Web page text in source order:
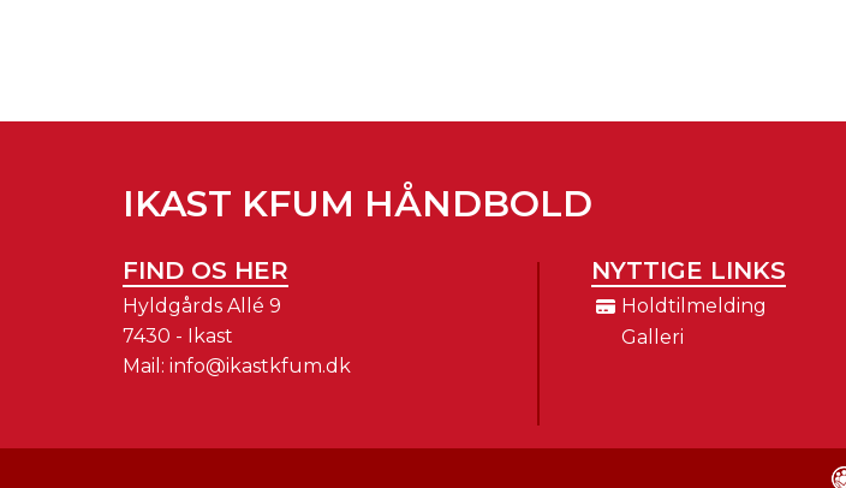
IKAST KFUM HÅNDBOLD
FIND OS HER
Hyldgårds Allé 9
7430 - Ikast
Mail: info@ikastkfum.dk
NYTTIGE LINKS
Holdtilmelding
Galleri